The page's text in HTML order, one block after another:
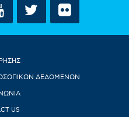
ΔΕΔΟΜΕΝΩΝ
US